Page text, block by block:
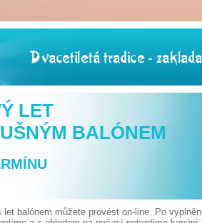
LET
BALÓNEM
let balónem můžete provést on-line. Po